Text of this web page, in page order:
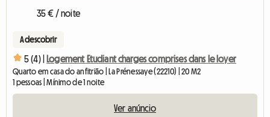
35 € / noite
A descobrir
5 (4) | Logement Etudiant charges comprises dans le loyer
Quarto em casa do anfitrião | La Prénessaye (22210) | 20 M2
1 pessoas | Mínimo de 1 noite
Ver anúncio